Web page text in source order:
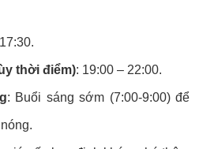
thời điểm): 19:00 – 22:00.
: Buổi sáng sớm (7:00-9:00) để